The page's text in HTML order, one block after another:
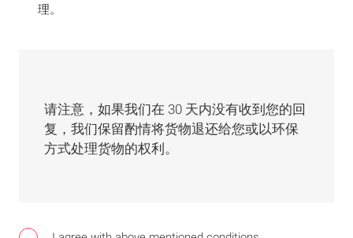
理。
请注意，如果我们在 30 天内没有收到您的回
复，我们保留酌情将货物退还给您或以环保
方式处理货物的权利。